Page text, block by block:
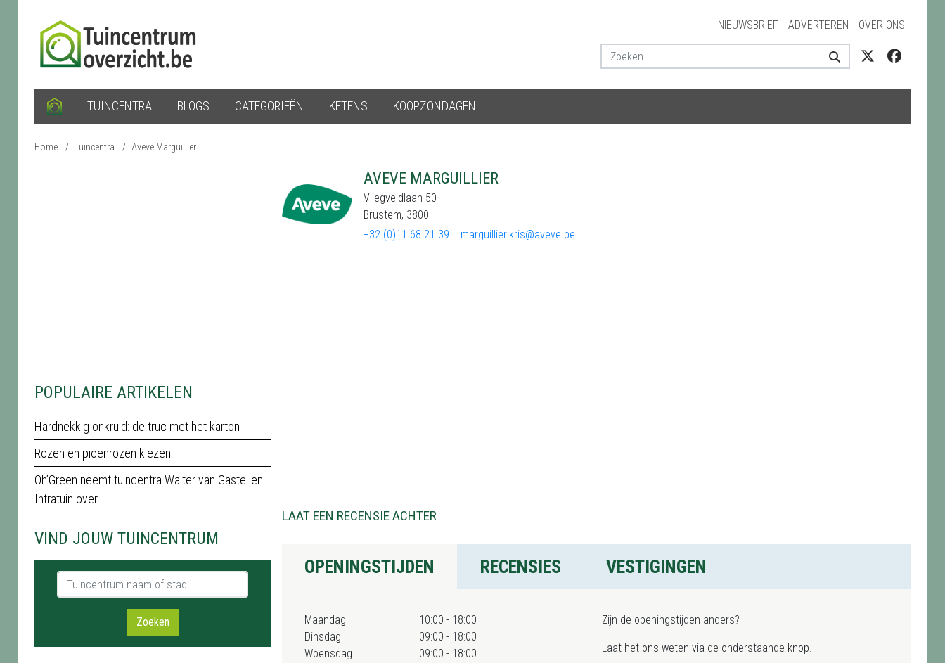
NIEUWSBRIEF ADVERTEREN OVER ONS
TUINCENTRA BLOGS CATEGORIEËN KETENS KOOPZONDAGEN
Home / Tuincentra / Aveve Marguillier
POPULAIRE ARTIKELEN
Hardnekkig onkruid: de truc met het karton
Rozen en pioenrozen kiezen
Oh’Green neemt tuincentra Walter van Gastel en
Intratuin over
VIND JOUW TUINCENTRUM
Tuincentrum naam of stad
Zoeken
AVEVE MARGUILLIER
Vliegveldlaan 50
Brustem, 3800
+32 (0)11 68 21 39
marguillier.kris@aveve.be
LAAT EEN RECENSIE ACHTER
OPENINGSTIJDEN RECENSIES VESTIGINGEN
Maandag
10:00 - 18:00
Dinsdag
09:00 - 18:00
Woensdag
09:00 - 18:00
Zijn de openingstijden anders?
Laat het ons weten via de onderstaande knop.